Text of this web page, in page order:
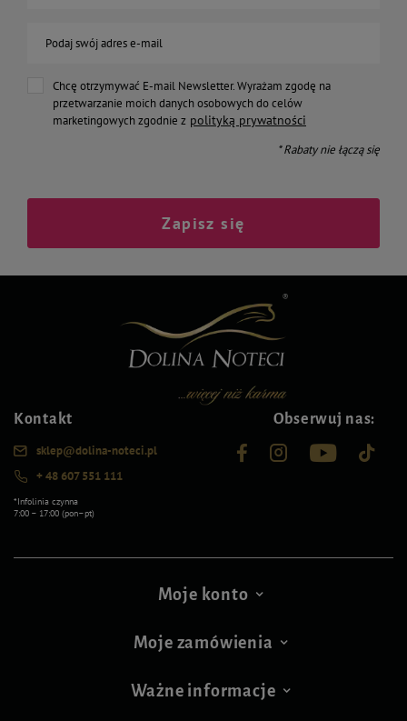
Podaj swój adres e-mail
Chcę otrzymywać E-mail Newsletter. Wyrażam zgodę na
przetwarzanie moich danych osobowych do celów
marketingowych zgodnie z polityką prywatności
* Rabaty nie łączą się
Zapisz się
Kontakt
sklep@dolina-noteci.pl
+ 48 607 551 111
*Infolinia czynna
7:00 – 17:00 (pon–pt)
Obserwuj nas:
Moje konto
Moje zamówienia
Ważne informacje